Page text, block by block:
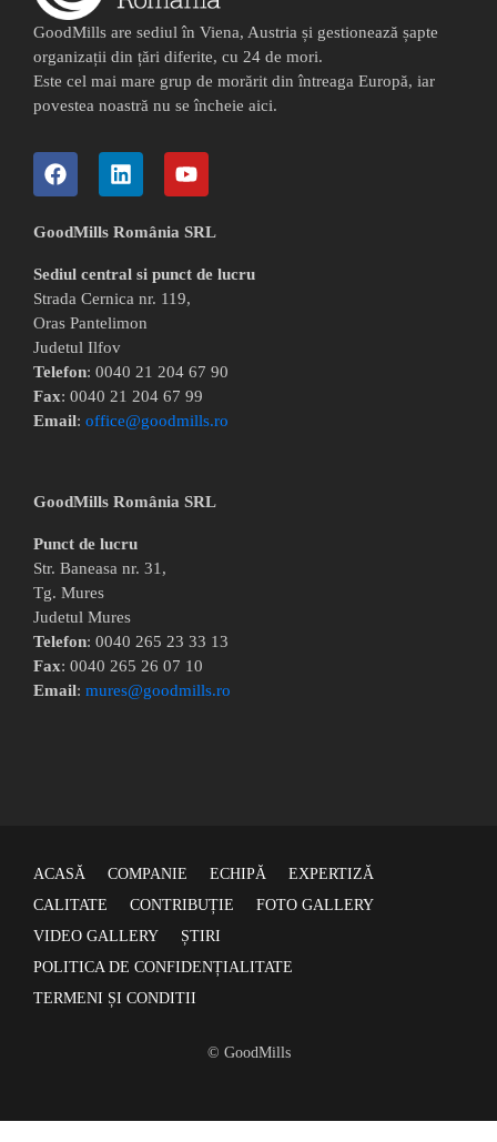
GoodMills are sediul în Viena, Austria și gestionează șapte
organizații din țări diferite, cu 24 de mori.
Este cel mai mare grup de morărit din întreaga Europă, iar
povestea noastră nu se încheie aici.
GoodMills România SRL
Sediul central si punct de lucru
Strada Cernica nr. 119,
Oras Pantelimon
Judetul Ilfov
Telefon: 0040 21 204 67 90
Fax: 0040 21 204 67 99
Email: office@goodmills.ro
GoodMills România SRL
Punct de lucru
Str. Baneasa nr. 31,
Tg. Mures
Judetul Mures
Telefon: 0040 265 23 33 13
Fax: 0040 265 26 07 10
Email: mures@goodmills.ro
ACASĂ COMPANIE ECHIPĂ
EXPERTIZĂ
CALITATE
CONTRIBUȚIE
FOTO GALLERY
VIDEO GALLERY
ȘTIRI
POLITICA DE CONFIDENȚIALITATE
TERMENI ȘI CONDITII
© GoodMills